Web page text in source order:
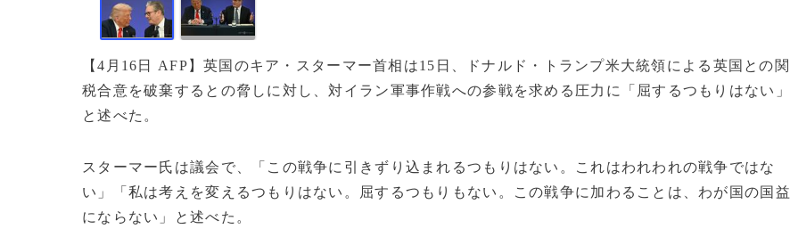
【4月16日 AFP】英国のキア・スターマー首相は15日、ドナルド・トランプ米大統領による英国との関
税合意を破棄するとの脅しに対し、対イラン軍事作戦への参戦を求める圧力に「屈するつもりはない」
と述べた。
スターマー氏は議会で、「この戦争に引きずり込まれるつもりはない。これはわれわれの戦争ではな
い」「私は考えを変えるつもりはない。屈するつもりもない。この戦争に加わることは、わが国の国益
にならない」と述べた。